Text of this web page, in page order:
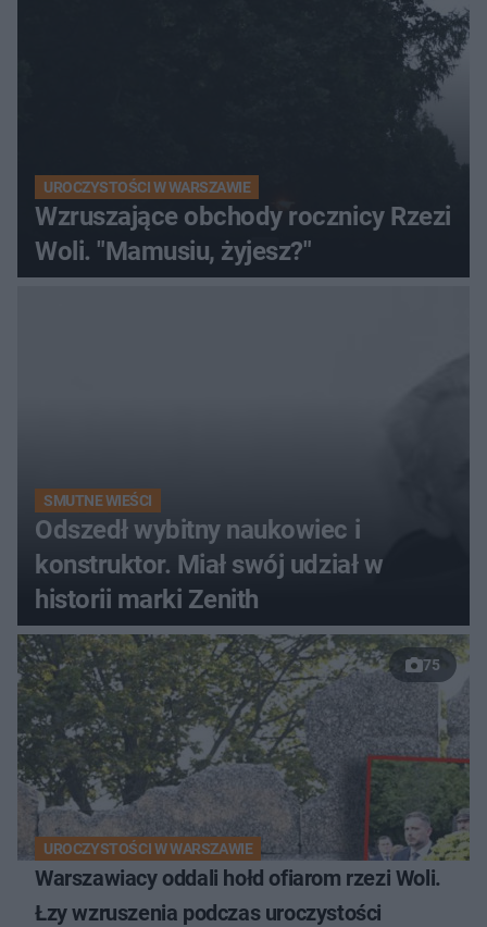
UROCZYSTOŚCI W WARSZAWIE
Wzruszające obchody rocznicy Rzezi
Woli. "Mamusiu, żyjesz?"
SMUTNE WIEŚCI
Odszedł wybitny naukowiec i
konstruktor. Miał swój udział w
historii marki Zenith
75
UROCZYSTOŚCI W WARSZAWIE
Warszawiacy oddali hołd ofiarom rzezi Woli.
Łzy wzruszenia podczas uroczystości